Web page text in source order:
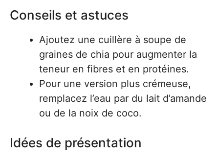
Conseils et astuces
Ajoutez une cuillère à soupe de
graines de chia pour augmenter la
teneur en fibres et en protéines.
Pour une version plus crémeuse,
remplacez l’eau par du lait d’amande
ou de la noix de coco.
Idées de présentation